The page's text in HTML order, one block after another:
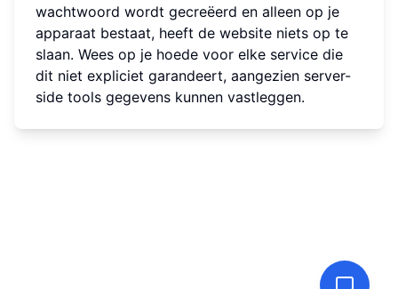
wachtwoord wordt gecreëerd en alleen op je
apparaat bestaat, heeft de website niets op te
slaan. Wees op je hoede voor elke service die
dit niet expliciet garandeert, aangezien server-
side tools gegevens kunnen vastleggen.